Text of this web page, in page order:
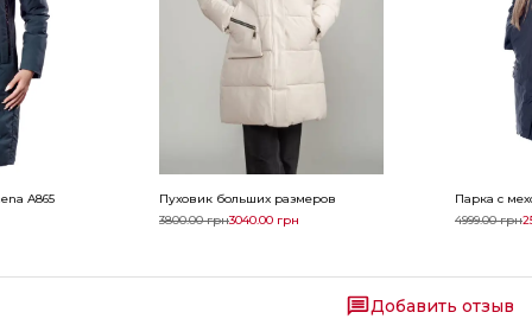
A865
Пуховик больших размеров
3800.00грн3040.00 грн
Парка с
4999.00грн
Добавить отзыв